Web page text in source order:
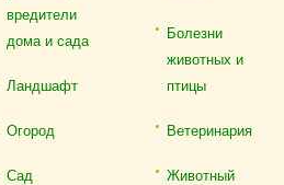
вредители
дома и сада
Ландшафт
Огород
Сад
Болезни
животных и
птицы
Ветеринария
Животный